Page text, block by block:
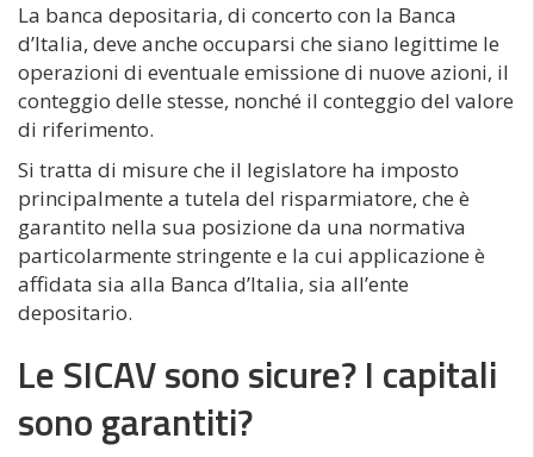
La banca depositaria, di concerto con la Banca
d’Italia, deve anche occuparsi che siano legittime le
operazioni di eventuale emissione di nuove azioni, il
conteggio delle stesse, nonché il conteggio del valore
di riferimento.
Si tratta di misure che il legislatore ha imposto
principalmente a tutela del risparmiatore, che è
garantito nella sua posizione da una normativa
particolarmente stringente e la cui applicazione è
affidata sia alla Banca d’Italia, sia all’ente
depositario.
Le SICAV sono sicure? I capitali
sono garantiti?